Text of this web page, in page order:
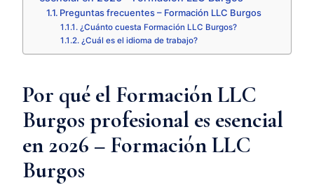
Preguntas frecuentes – Formación LLC Burgos
¿Cuánto cuesta Formación LLC Burgos?
¿Cuál es el idioma de trabajo?
Por qué el Formación LLC
Burgos profesional es esencial
en 2026 – Formación LLC
Burgos